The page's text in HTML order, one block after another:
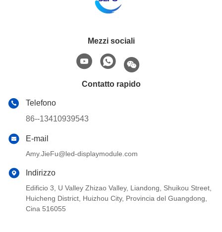
Mezzi sociali
Contatto rapido
Telefono
86--13410939543
E-mail
Amy.JieFu@led-displaymodule.com
Indirizzo
Edificio 3, U Valley Zhizao Valley, Liandong, Shuikou Street,
Huicheng District, Huizhou City, Provincia del Guangdong,
Cina 516055